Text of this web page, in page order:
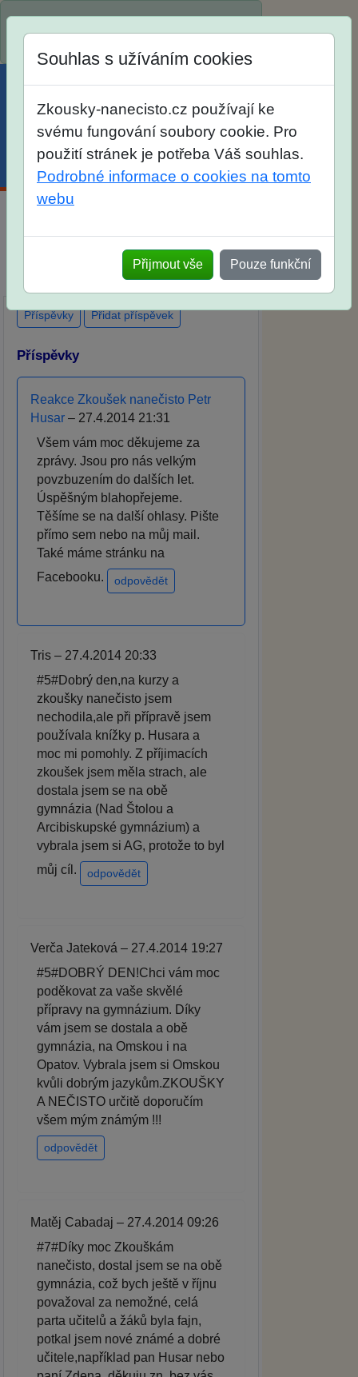
SŠ? Vaše ohlasy po skutečných
přijímacích zkouškách
Souhlas s užíváním cookies
Zkousky-nanecisto.cz používají ke
svému fungování soubory cookie. Pro
použití stránek je potřeba Váš souhlas.
Podrobné informace o cookies na tomto
webu
Přijmout vše Pouze funkční
Příspěvky Přidat příspěvek
Příspěvky
Reakce Zkoušek nanečisto Petr
Husar – 27.4.2014 21:31
Všem vám moc děkujeme za
zprávy. Jsou pro nás velkým
povzbuzením do dalších let.
Úspěšným blahopřejeme.
Těšíme se na další ohlasy. Pište
přímo sem nebo na můj mail.
Také máme stránku na
Facebooku.
odpovědět
Tris – 27.4.2014 20:33
#5#Dobrý den,na kurzy a
zkoušky nanečisto jsem
nechodila,ale při přípravě jsem
používala knížky p. Husara a
moc mi pomohly. Z příjimacích
zkoušek jsem měla strach, ale
dostala jsem se na obě
gymnázia (Nad Štolou a
Arcibiskupské gymnázium) a
vybrala jsem si AG, protože to byl
můj cíl.
odpovědět
Verča Jateková – 27.4.2014 19:27
#5#DOBRÝ DEN!Chci vám moc
poděkovat za vaše skvělé
přípravy na gymnázium. Díky
vám jsem se dostala a obě
gymnázia, na Omskou i na
Opatov. Vybrala jsem si Omskou
kvůli dobrým jazykům.ZKOUŠKY
A NEČISTO určitě doporučím
všem mým známým !!!
odpovědět
Matěj Cabadaj – 27.4.2014 09:26
#7#Díky moc Zkouškám
nanečisto, dostal jsem se na obě
gymnázia, což bych ještě v říjnu
považoval za nemožné, celá
parta učitelů a žáků byla fajn,
potkal jsem nové známé a dobré
učitele,například pan Husar nebo